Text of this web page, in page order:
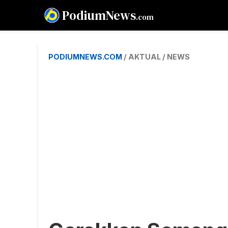
PodiumNews.com
PODIUMNEWS.COM / AKTUAL / NEWS